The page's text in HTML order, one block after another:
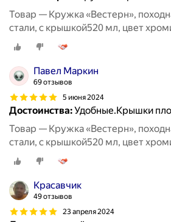
Товар — Кружка «Вестерн»,
стали, с крышкой520 мл, цвет
Павел Маркин
69 отзывов
5 июня 2024
Достоинства:Удобные.Крышки
Товар — Кружка «Вестерн»,
стали, с крышкой520 мл, цвет
Красавчик
49 отзывов
23 апреля 2024